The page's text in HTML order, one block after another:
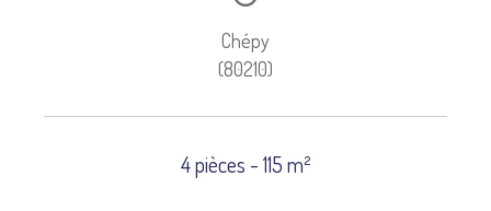
Chépy
(80210)
4 pièces - 115 m²
COUPS DE COEUR EXCLUSIVITÉS